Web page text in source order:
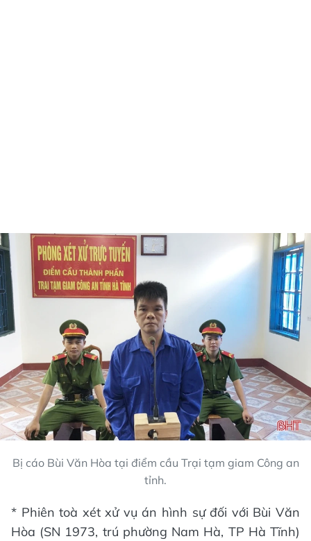
Bị cáo Bùi Văn Hòa tại điểm cầu Trại tạm giam Công an
tỉnh.
* Phiên toà xét xử vụ án hình sự đối với Bùi Văn
Hòa (SN 1973, trú phường Nam Hà, TP Hà Tĩnh)